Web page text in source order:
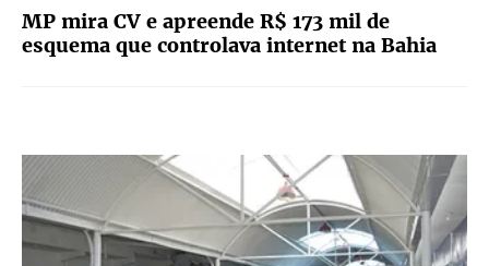
MP mira CV e apreende R$ 173 mil de
esquema que controlava internet na Bahia